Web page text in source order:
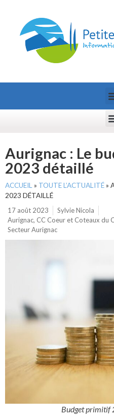
Aurignac : Le
2023 détaillé
ACCUEIL » TOUTE L’ACTUALITÉ»
2023 DÉTAILLÉ
17 août 2023
Sylvie Nicola
Aurignac, CC Coeur et Coteaux du
Secteur Aurignac
Budget primitif